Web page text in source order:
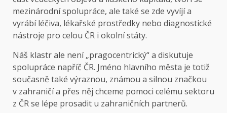
mezinárodní spolupráce, ale také se zde vyvíjí a
vyrábí léčiva, lékařské prostředky nebo diagnostické
nástroje pro celou ČR i okolní státy.
Náš klastr ale není „pragocentrický“ a diskutuje
spolupráce napříč ČR. Jméno hlavního města je totiž
současně také výraznou, známou a silnou značkou
v zahraničí a přes něj chceme pomoci celému sektoru
z ČR se lépe prosadit u zahraničních partnerů.